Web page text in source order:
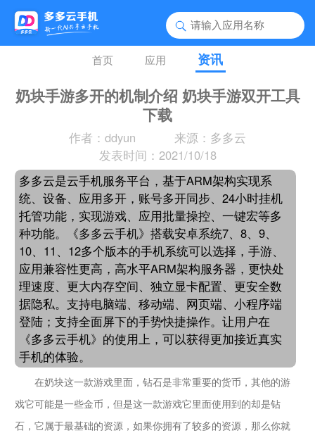
首页 应用 资讯
奶块手游多开的机制介绍 奶块手游双开工具
下载
作者：ddyun
来源：多多云
发表时间：2021/10/18
多多云是云手机服务平台，基于ARM架构实现系
统、设备、应用多开，账号多开同步、24小时挂机
托管功能，实现游戏、应用批量操控、一键宏等多
种功能。《多多云手机》搭载安卓系统7、8、9、
10、11、12多个版本的手机系统可以选择，手游、
应用兼容性更高，高水平ARM架构服务器，更快处
理速度、更大内存空间、独立显卡配置、更安全数
据隐私。支持电脑端、移动端、网页端、小程序端
登陆；支持全面屏下的手势快捷操作。让用户在
《多多云手机》的使用上，可以获得更加接近真实
手机的体验。
在奶块这一款游戏里面，钻石是非常重要的货币，其他的游
戏它可能是一些金币，但是这一款游戏它里面使用到的却是钻
石，它属于最基础的资源，如果你拥有了较多的资源，那么你就